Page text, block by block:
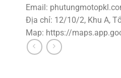
Email:
Địa chỉ: 12/10/2, Khu A,
Map: https://